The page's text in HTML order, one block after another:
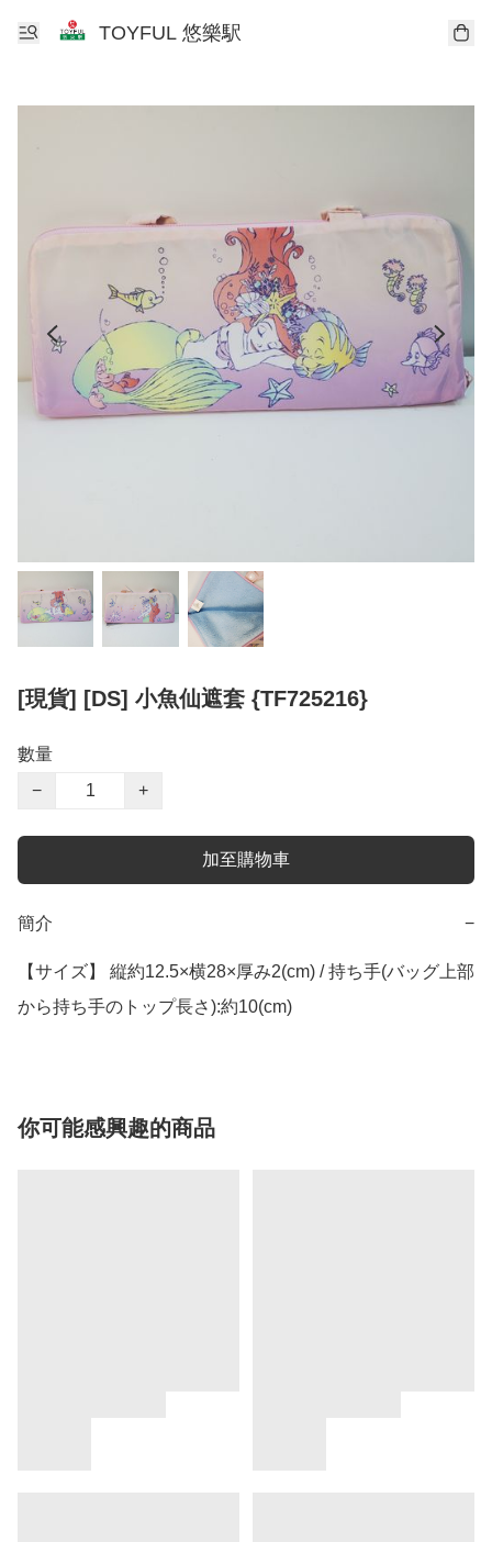
TOYFUL 悠樂駅
[現貨] [DS] 小魚仙遮套 {TF725216}
數量
−
+
加至購物車
簡介 −
【サイズ】 縦約12.5×横28×厚み2(cm) / 持ち手(バッグ上部
から持ち手のトップ長さ):約10(cm)
你可能感興趣的商品